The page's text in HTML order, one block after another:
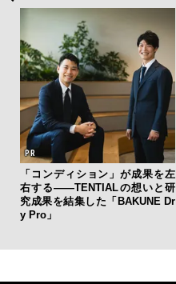
「コンディション」が成果を左
右する——TENTIALの想いと研
究成果を結集した「BAKUNE Dr
y Pro」